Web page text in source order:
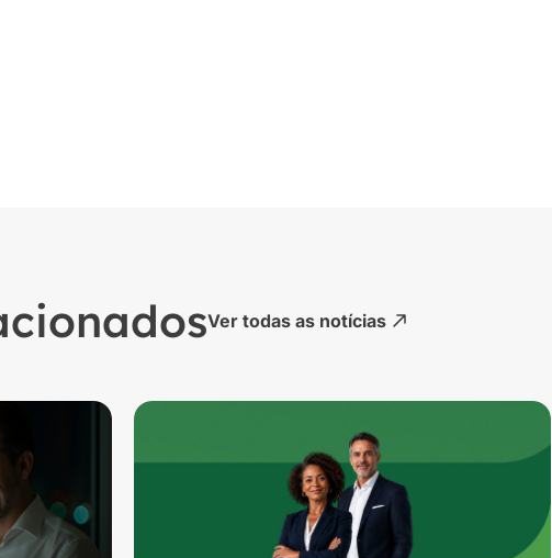
Ver todas as notícias